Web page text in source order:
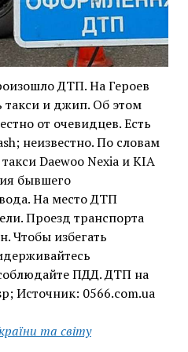
ДТП. На Героев
такси и джип. Об этом
от очевидцев. Есть
неизвестно. По словам
Daewoo Nexia и KIA
бывшего
На место ДТП
Проезд транспорта
Чтобы избегать
ПДД. ДТП на
Источник: 0566.com.ua
та світу